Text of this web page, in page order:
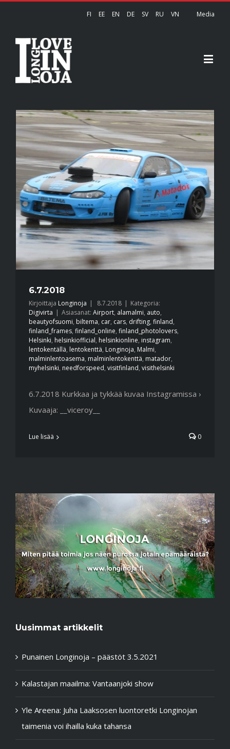
FI EE EN DE SV RU VN Media
6.7.2018
Kirjoittaja Longinoja | 8.7.2018 | Kategoria:
Digivirta | Asiasanat: Airport, alamalmi, auto,
beautyofsuomi, biltema, car, cars, drifting, finland,
finland_frames, finland_online, finland_photolovers,
Helsinki, helsinkiofficial, helsinkionline, instagram,
lentokentällä, lentokenttä, Longinoja, Malmi,
malminlentoasema, malminlentokenttä, matador,
myhelsinki, needforspeed, visitfinland, visithelsinki
6.7.2018 Kurkkaa ja tykkää kuvaa Instagramissa ›
Kuvaaja: __viceroy__
Lue lisää 0
Uusimmat artikkelit
Punainen Longinoja – päästöt 3.5.2021
Kalastajan maailma: Vantaanjoki show
Yle Areena: Juha Laaksosen luontoretki Longinojan
taimenia voi ihailla kuka tahansa